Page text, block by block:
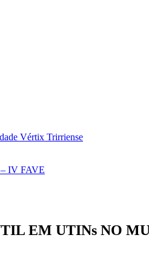
Vértix Trirriense
IV FAVE
EM UTINs NO